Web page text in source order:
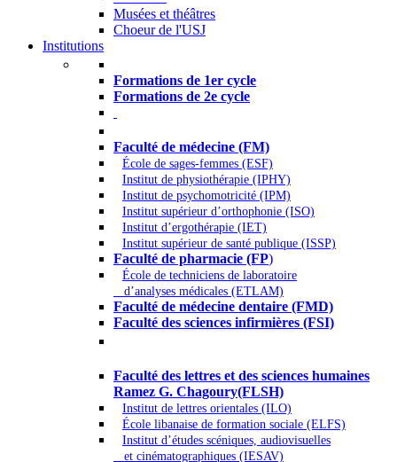
Musées et théâtres
Choeur de l'USJ
Institutions
Formations de 1er cycle
Formations de 2e cycle
Faculté de médecine (FM)
École de sages-femmes (ESF)
Institut de physiothérapie (IPHY)
Institut de psychomotricité (IPM)
Institut supérieur d’orthophonie (ISO)
Institut d’ergothérapie (IET)
Institut supérieur de santé publique (ISSP)
Faculté de pharmacie (FP)
École de techniciens de laboratoire
d’analyses médicales (ETLAM)
Faculté de médecine dentaire (FMD)
Faculté des sciences infirmières (FSI)
Faculté des lettres et des sciences humaines
Ramez G. Chagoury(FLSH)
Institut de lettres orientales (ILO)
École libanaise de formation sociale (ELFS)
Institut d’études scéniques, audiovisuelles
et cinématographiques (IESAV)